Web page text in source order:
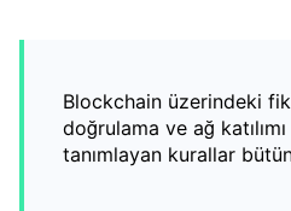
Blockchain üzerindeki
doğrulama ve ağ
tanımlayan kurallar